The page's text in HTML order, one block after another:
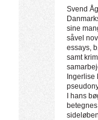
Svend
sine
såvel
essays,
samt
Ingerlise
I hans